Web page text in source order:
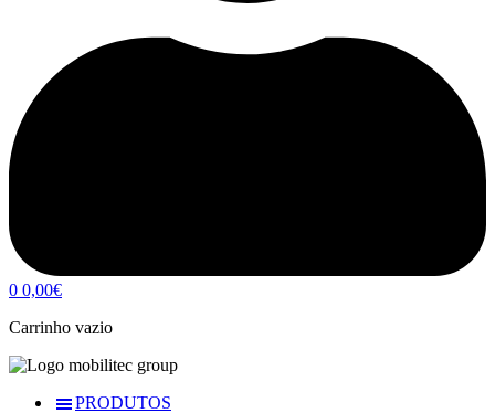
0 0,00€
Carrinho vazio
PRODUTOS